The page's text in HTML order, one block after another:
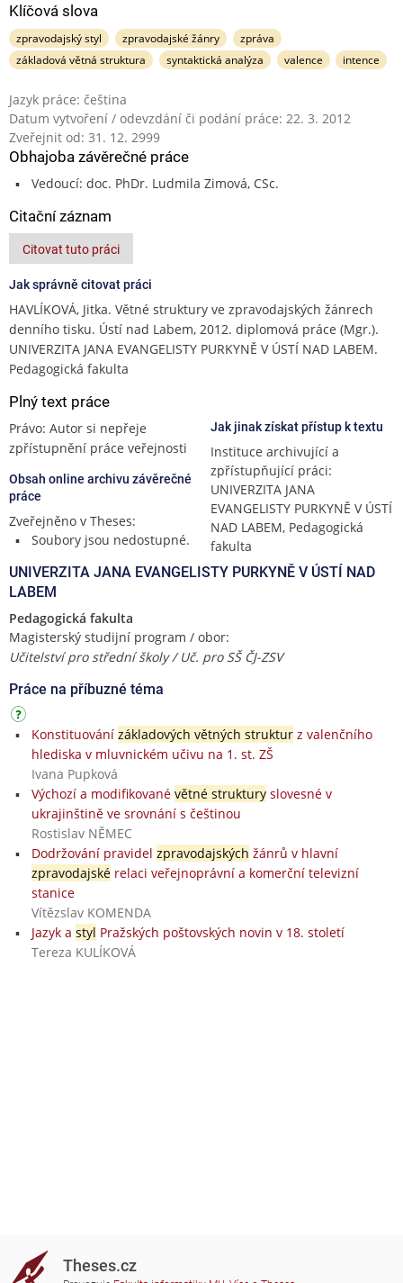
Klíčová slova
zpravodajský styl zpravodajské žánry
zpráva
základová větná struktura
syntaktická analýza valence intence
Jazyk práce: čeština
Datum vytvoření / odevzdání či podání práce: 22. 3. 2012
Zveřejnit od: 31. 12. 2999
Obhajoba závěrečné práce
Vedoucí: doc. PhDr. Ludmila Zimová, CSc.
Citační záznam
Citovat tuto práci
Jak správně citovat práci
HAVLÍKOVÁ, Jitka. Větné struktury ve zpravodajských žánrech
denního tisku. Ústí nad Labem, 2012. diplomová práce (Mgr.).
UNIVERZITA JANA EVANGELISTY PURKYNĚ V ÚSTÍ NAD LABEM.
Pedagogická fakulta
Plný text práce
Právo: Autor si nepřeje
zpřístupnění práce veřejnosti
Obsah online archivu závěrečné
práce
Zveřejněno v Theses:
Soubory jsou nedostupné.
Jak jinak získat přístup k textu
Instituce archivující a
zpřístupňující práci:
UNIVERZITA JANA
EVANGELISTY PURKYNĚ V ÚSTÍ
NAD LABEM, Pedagogická
fakulta
UNIVERZITA JANA EVANGELISTY PURKYNĚ V ÚSTÍ NAD
LABEM
Pedagogická fakulta
Magisterský studijní program / obor:
Učitelství pro střední školy / Uč. pro SŠ ČJ-ZSV
Práce na příbuzné téma
Konstituování základových větných strukturz valenčního
hlediska v mluvnickém učivu na 1. st. ZŠ
Ivana Pupková
Výchozí a modifikované větné strukturyslovesné v
ukrajinštině ve srovnání s češtinou
Rostislav NĚMEC
Dodržování pravidel zpravodajských žánrů v hlavní
zpravodajskérelaci veřejnoprávní a komerční televizní
stanice
Vítězslav KOMENDA
Jazyk a styl Pražských poštovských novin v 18. století
Tereza KULÍKOVÁ
Theses.cz